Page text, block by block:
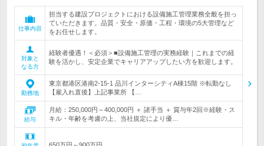
仕事内容
担当する建設プロジェクトにおける設備施工管理業務全般を担っ
ていただきます。品質・安全・原価・工程・環境の5大管理など
をお任せします。
対象と
なる方
経験者優遇！＜必須＞■設備施工管理の実務経験｜これまでの経
験を活かし、安定企業でキャリアアップしたい方を歓迎します。
勤務地
東京都港区港南2-15-1 品川インターシティA棟15階 ※転勤なし
【雇入れ直後】上記事業所 【…
給与
月給：250,000円～400,000円 ＋ 諸手当 ＋ 賞与年2回※経験・ス
キル・年齢を考慮の上、当社規定により優…
650万円～900万円